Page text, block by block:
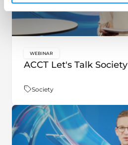
ACCT Let's Talk Society
key:global.content-type:
WEBINAR
Tema:
Society